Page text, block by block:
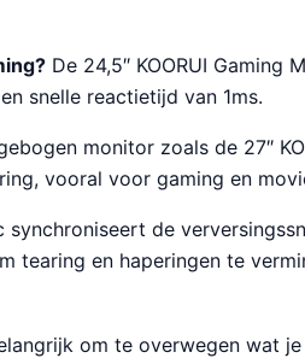
De 24,5″ KOORUI Gaming
snelle reactietijd van 1ms.
monitor zoals de 27″
vooral voor gaming en
synchroniseert de
tearing en haperingen te
om te overwegen wat